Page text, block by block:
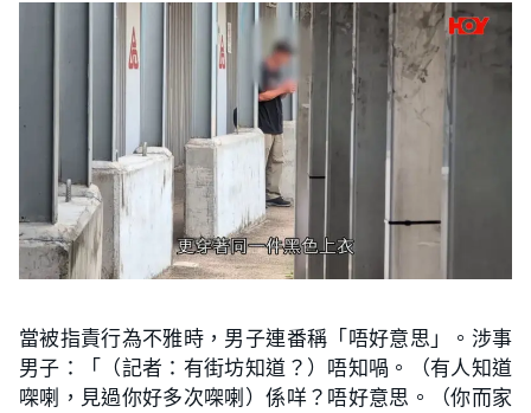
當被指責行為不雅時，男子連番稱「唔好意思」。涉事
男子：「（記者：有街坊知道？）唔知喎。（有人知道
㗎喇，見過你好多次㗎喇）係咩？唔好意思。（你而家